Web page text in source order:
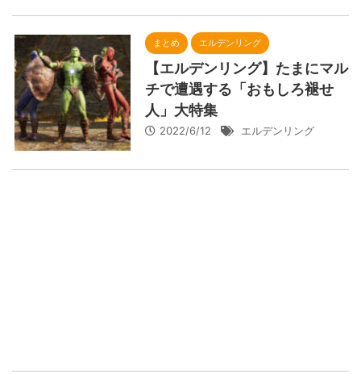
まとめ エルデンリング
【エルデンリング】たまにマル
チで遭遇する「おもしろ褪せ
人」大特集
2022/6/12 エルデンリング